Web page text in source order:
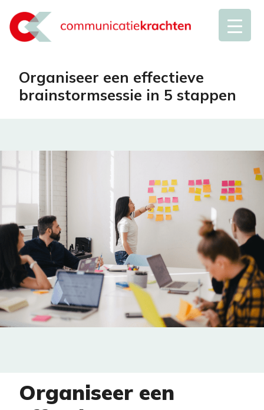
Organiseer een effectieve
brainstormsessie in 5 stappen
Organiseer een